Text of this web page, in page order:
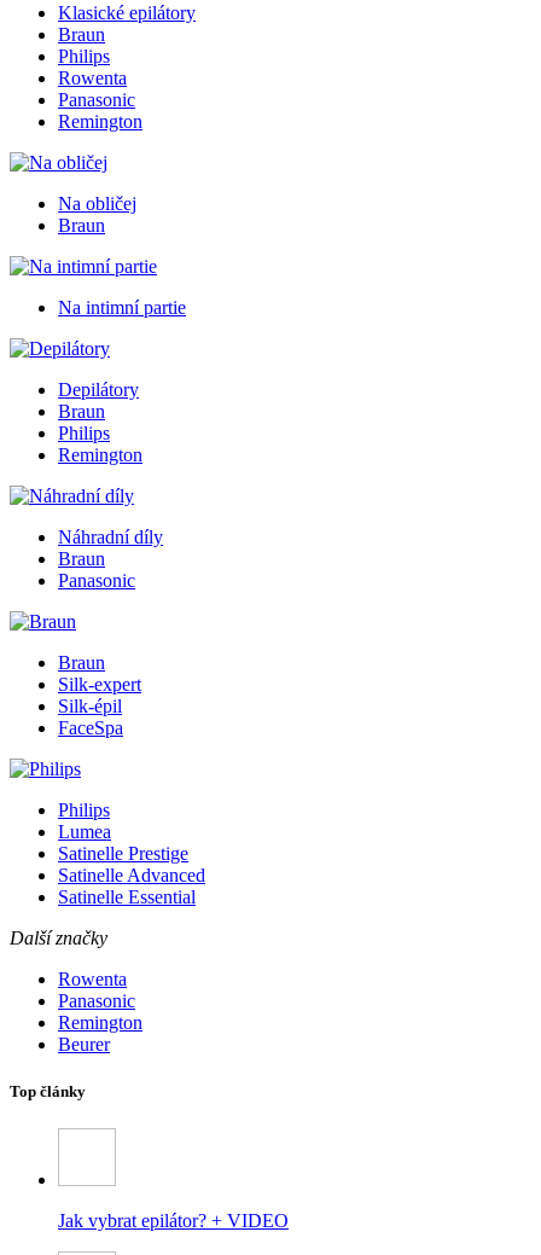
Klasické epilátory
Braun
Philips
Rowenta
Panasonic
Remington
Na obličej
Braun
Na intimní partie
Depilátory
Braun
Philips
Remington
Náhradní díly
Braun
Panasonic
Braun
Silk-expert
Silk-épil
FaceSpa
Philips
Lumea
Satinelle Prestige
Satinelle Advanced
Satinelle Essential
Další značky
Rowenta
Panasonic
Remington
Beurer
Top články
Jak vybrat epilátor? + VIDEO